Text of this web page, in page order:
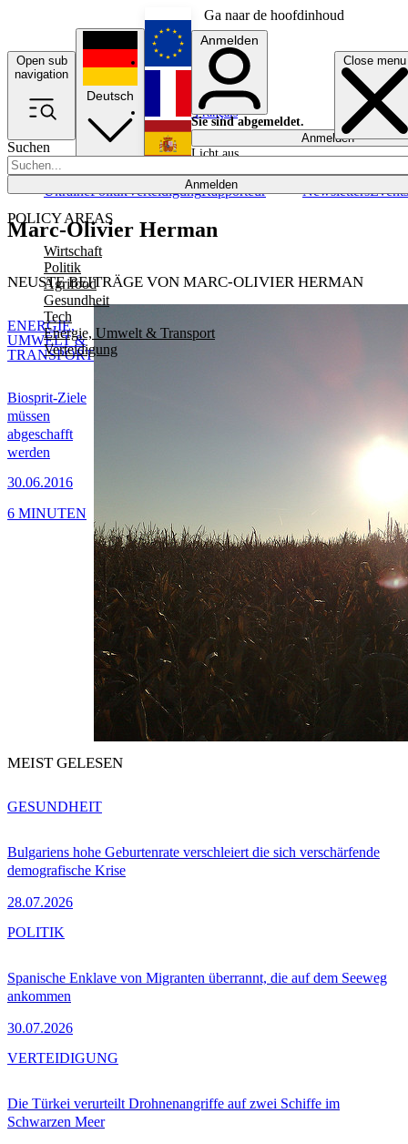
Ga naar de hoofdinhoud
Open sub
navigation
Close menu
Suchen
Anmelden
POLICY AREAS
Wirtschaft
Politik
Agrifood
Gesundheit
Tech
Energie, Umwelt & Transport
Verteidigung
UkrainePolitikVerteidigungRapporteur NewslettersEvents
Deutsch
English
Français
Anmelden
Sie sind abgemeldet.
Anmelden
Licht aus
Marc-Olivier Herman
NEUSTE BEITRÄGE VON MARC-OLIVIER HERMAN
Biosprit-Ziele
müssen
abgeschafft
werden
30.06.2016
ENERGIE,
UMWELT &
TRANSPORT
6 MINUTEN
MEIST GELESEN
Bulgariens hohe Geburtenrate verschleiert die sich verschärfende
demografische Krise
28.07.2026
GESUNDHEIT
Spanische Enklave von Migranten überrannt, die auf dem Seeweg
ankommen
30.07.2026
POLITIK
Die Türkei verurteilt Drohnenangriffe auf zwei Schiffe im
Schwarzen Meer
VERTEIDIGUNG